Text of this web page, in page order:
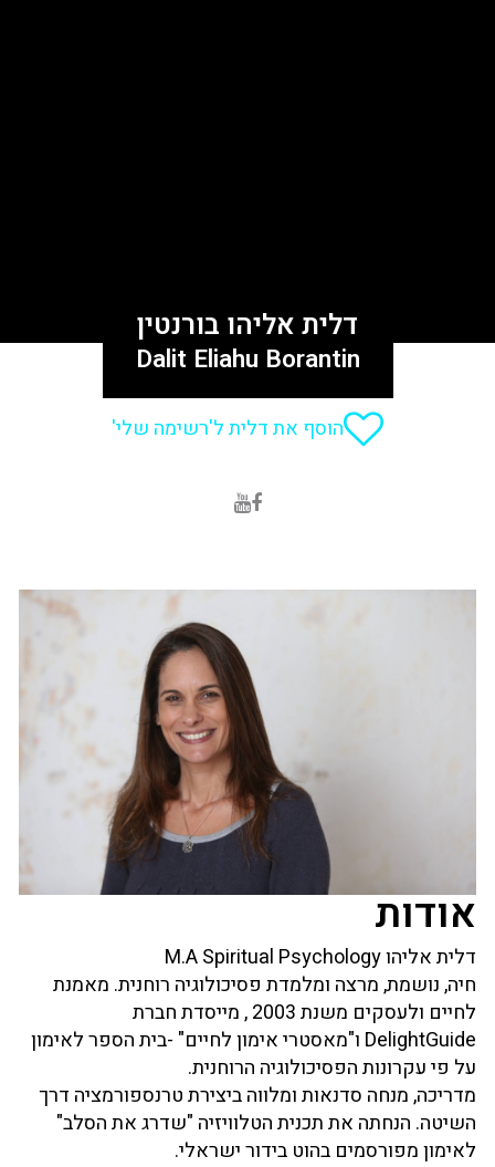
דלית אליהו בורנטין
Dalit Eliahu Borantin
הוסף את דלית ל'רשימה שלי'
אודות
דלית אליהו M.A Spiritual Psychology
חיה, נושמת, מרצה ומלמדת פסיכולוגיה רוחנית. מאמנת
לחיים ולעסקים משנת 2003 , מייסדת חברת
DelightGuide ו"מאסטרי אימון לחיים" -בית הספר לאימון
על פי עקרונות הפסיכולוגיה הרוחנית.
מדריכה, מנחה סדנאות ומלווה ביצירת טרנספורמציה דרך
השיטה. הנחתה את תכנית הטלוויזיה "שדרג את הסלב"
לאימון מפורסמים בהוט בידור ישראלי.